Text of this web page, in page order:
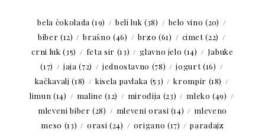
bela čokolada (19) beli luk (38) belo vino (20)
biber (12) brašno (46) brzo (61) cimet(22)
crni luk (35) feta sir (13) glavno jelo (14)
Jabuke
(17)
jaja (72) jednostavno (78) jogurt(16)
kačkavalj (18) kisela pavlaka (53) krompir (18)
limun (14) maline (12) mirođija (23) mleko (49)
mleveni biber (28) mleveni orasi (14)
mleveno
meso (13) orasi (24) origano (17)
paradajz